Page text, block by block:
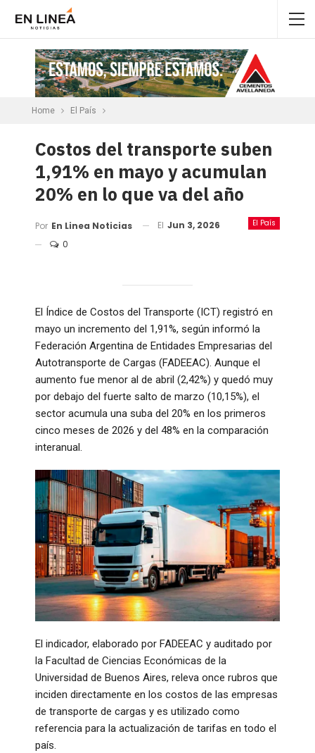
Home El País
Costos del transporte suben
1,91% en mayo y acumulan
20% en lo que va del año
El País
Por En Linea Noticias El Jun 3, 2026
0
El Índice de Costos del Transporte (ICT) registró en
mayo un incremento del 1,91%, según informó la
Federación Argentina de Entidades Empresarias del
Autotransporte de Cargas (FADEEAC). Aunque el
aumento fue menor al de abril (2,42%) y quedó muy
por debajo del fuerte salto de marzo (10,15%), el
sector acumula una suba del 20% en los primeros
cinco meses de 2026 y del 48% en la comparación
interanual.
El indicador, elaborado por FADEEAC y auditado por
la Facultad de Ciencias Económicas de la
Universidad de Buenos Aires, releva once rubros que
inciden directamente en los costos de las empresas
de transporte de cargas y es utilizado como
referencia para la actualización de tarifas en todo el
país.